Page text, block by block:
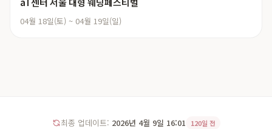
04월 18일(토) ~ 04월 19일(일)
최종 업데이트: 2026년 4월 9일 16:01 120일 전